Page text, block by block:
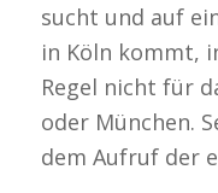
sucht und auf
in Köln kommt,
Regel nicht für
oder München.
dem Aufruf der